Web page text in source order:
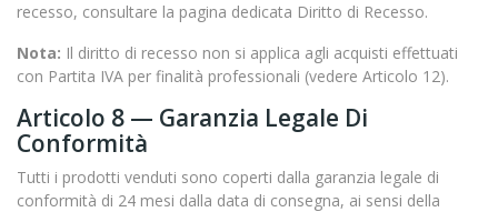
recesso, consultare la pagina dedicata Diritto di Recesso.
Nota: Il diritto di recesso non si applica agli acquisti effettuati
con Partita IVA per finalità professionali (vedere Articolo 12).
Articolo 8 — Garanzia Legale Di
Conformità
Tutti i prodotti venduti sono coperti dalla garanzia legale di
conformità di 24 mesi dalla data di consegna, ai sensi della